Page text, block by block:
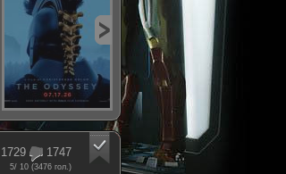
1729 1747
5/ 10 (3476 гол.)